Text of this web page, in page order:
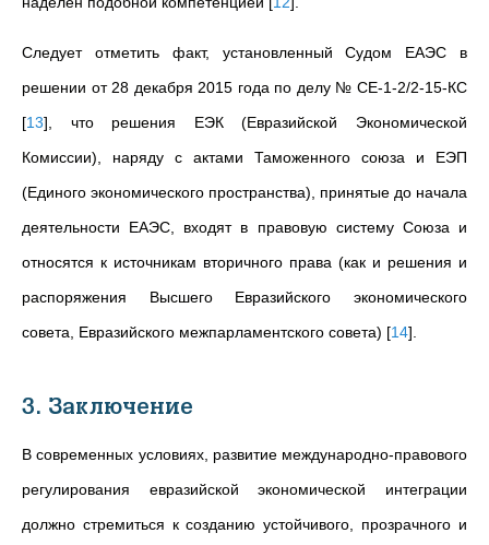
Следует отметить факт, установленный Судом ЕАЭС в
решении от 28 декабря 2015 года по делу № СЕ-1-2/2-15-КС
[13] , что решения ЕЭК (Евразийской Экономической
Комиссии), наряду с актами Таможенного союза и ЕЭП
(Единого экономического пространства), принятые до начала
деятельности ЕАЭС, входят в правовую систему Союза и
относятся к источникам вторичного права (как и решения и
распоряжения Высшего Евразийского экономического
совета, Евразийского межпарламентского совета) [14]
3. Заключение
В современных условиях, развитие международно-правового
регулирования евразийской экономической интеграции
должно стремиться к созданию устойчивого, прозрачного и